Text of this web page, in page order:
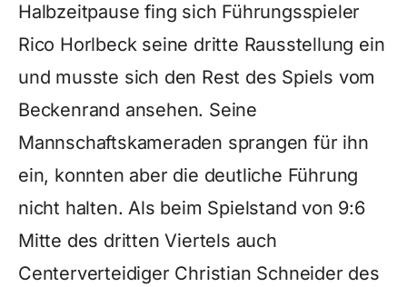
Halbzeitpause fing sich Führungsspieler
Rico Horlbeck seine dritte Rausstellung ein
und musste sich den Rest des Spiels vom
Beckenrand ansehen. Seine
Mannschaftskameraden sprangen für ihn
ein, konnten aber die deutliche Führung
nicht halten. Als beim Spielstand von 9:6
Mitte des dritten Viertels auch
Centerverteidiger Christian Schneider des